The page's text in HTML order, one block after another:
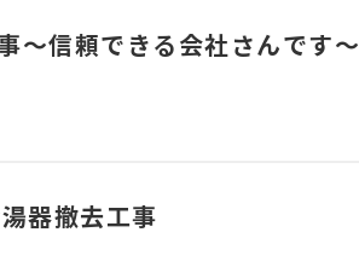
～信頼できる会社さんです～
器撤去工事